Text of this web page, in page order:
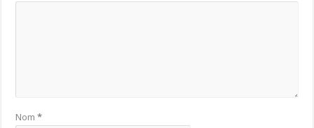
Nom*